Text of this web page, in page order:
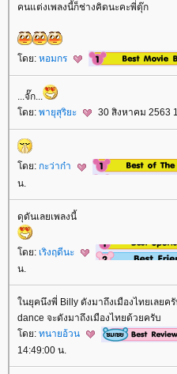
คนแต่งเพลงนี้ก็ช่างคิดนะคะพี่ตุ๊ก
ดย: หอมกร
...จั๊ก...
ดย: พายุสุริยะ 30 สิงหาคม 2563
ดย: กะว่าก๋า
น.
ดุดันเลยเพลงนี้
ดย: เริงฤดีนะ
น.
นยุคนึงพี่ Billy ดังมาถึงเมืองไทยเลยค
dance จะดังมาถึงเมืองไทยด้วยครับ
ดย: ทนายอ้วน
14:49:00 น.